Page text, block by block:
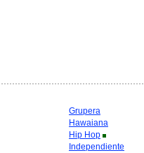
Grupera
Hawaiana
Hip Hop
Independiente